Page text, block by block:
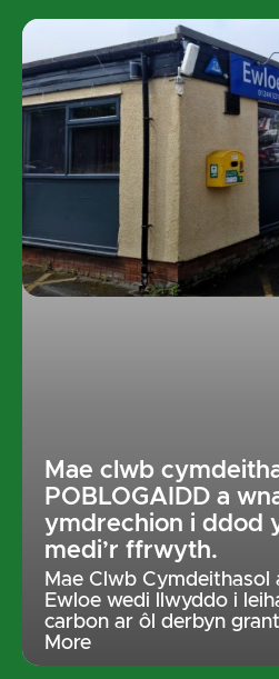
Mae clwb
POBLOGAIDD a
ymdrechion i ddod
medi’r ffrwyth.
Mae Clwb Cymdeithasol
Ewloe wedi llwyddo i
carbon ar ôl derbyn
More